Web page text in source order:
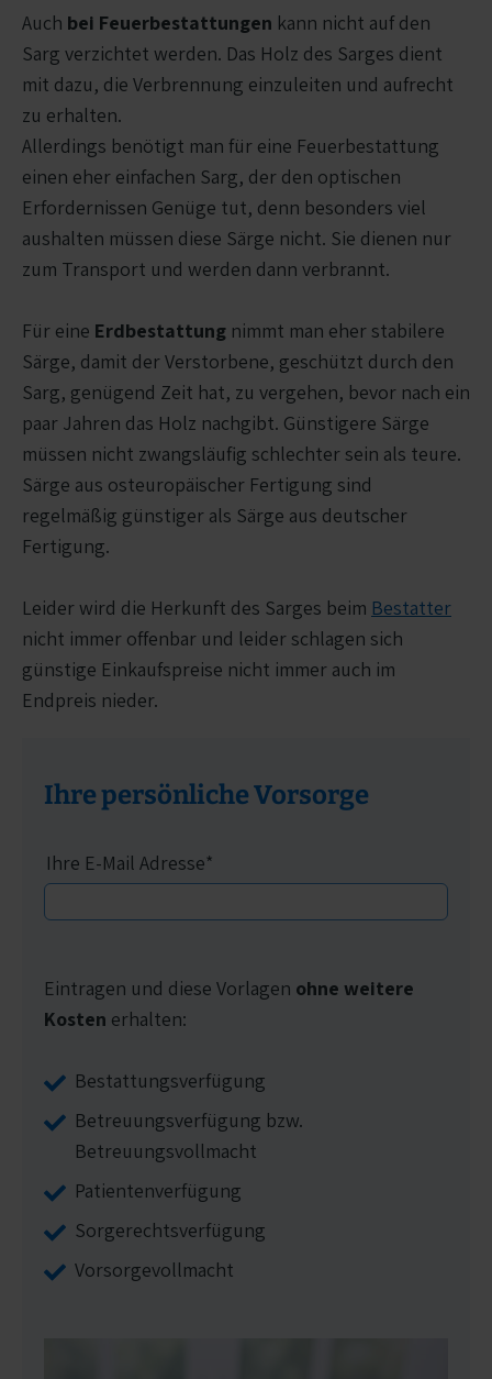
Auch bei Feuerbestattungen kann nicht auf den
Sarg verzichtet werden. Das Holz des Sarges dient
mit dazu, die Verbrennung einzuleiten und aufrecht
zu erhalten.
Allerdings benötigt man für eine Feuerbestattung
einen eher einfachen Sarg, der den optischen
Erfordernissen Genüge tut, denn besonders viel
aushalten müssen diese Särge nicht. Sie dienen nur
zum Transport und werden dann verbrannt.
Für eine Erdbestattung nimmt man eher stabilere
Särge, damit der Verstorbene, geschützt durch den
Sarg, genügend Zeit hat, zu vergehen, bevor nach ein
paar Jahren das Holz nachgibt. Günstigere Särge
müssen nicht zwangsläufig schlechter sein als teure.
Särge aus osteuropäischer Fertigung sind
regelmäßig günstiger als Särge aus deutscher
Fertigung.
Leider wird die Herkunft des Sarges beim Bestatter
nicht immer offenbar und leider schlagen sich
günstige Einkaufspreise nicht immer auch im
Endpreis nieder.
Ihre persönliche Vorsorge
Ihre E-Mail Adresse*
Eintragen und diese Vorlagen ohne weitere
Kosten erhalten:
Bestattungsverfügung
Betreuungsverfügung bzw.
Betreuungsvollmacht
Patientenverfügung
Sorgerechtsverfügung
Vorsorgevollmacht